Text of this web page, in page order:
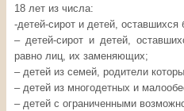
18 лет из числа:
-детей-сирот и детей, оставшихся
– детей-сирот и детей,
равно лиц, их заменяющих;
– детей из семей, родители
– детей из многодетных и
– детей с ограниченными